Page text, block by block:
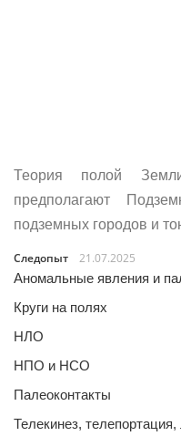
Теория полой
предполагают
подземных городов и
Следопыт
21.07.2025
Аномальные явления и
Круги на полях
НЛО
НПО и НСО
Палеоконтакты
Телекинез,